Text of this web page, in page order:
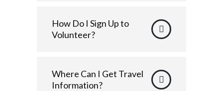
How Do I Sign Up to
Volunteer?
Where Can I Get Travel
Information?